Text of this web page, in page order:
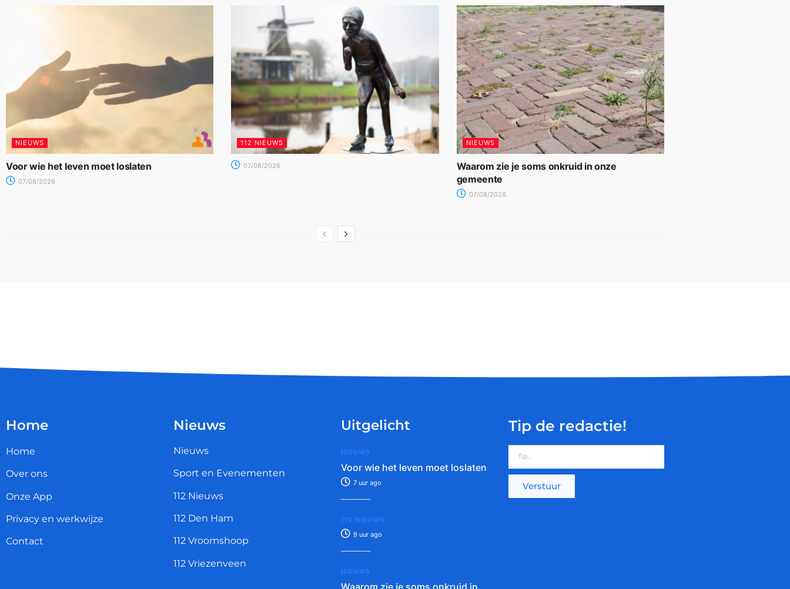
NIEUWS
Voor wie het leven moet loslaten
07/08/2026
112 NIEUWS
07/08/2026
NIEUWS
Waarom zie je soms onkruid in onze
gemeente
07/08/2026
Home
Home
Over ons
Onze App
Privacy en werkwijze
Contact
Nieuws
Nieuws
Sport en Evenementen
112 Nieuws
112 Den Ham
112 Vroomshoop
112 Vriezenveen
Uitgelicht
NIEUWS
Voor wie het leven moet loslaten
7 uur ago
112 NIEUWS
9 uur ago
NIEUWS
Waarom zie je soms onkruid in
Tip de redactie!
Verstuur